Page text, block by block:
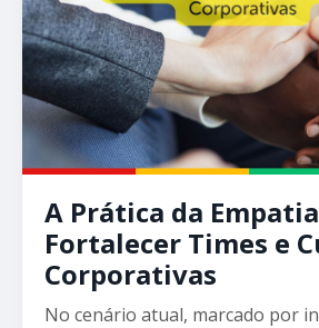
A Prática da
Fortalecer Times e
Corporativas
No cenário atual, marcado por